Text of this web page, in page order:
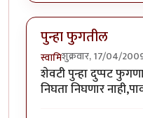
पुन्हा फुगतील
स्वामिशुक्रवार, 17/04/
शेवटी पुन्हा दुप्पट
निघता निघणार